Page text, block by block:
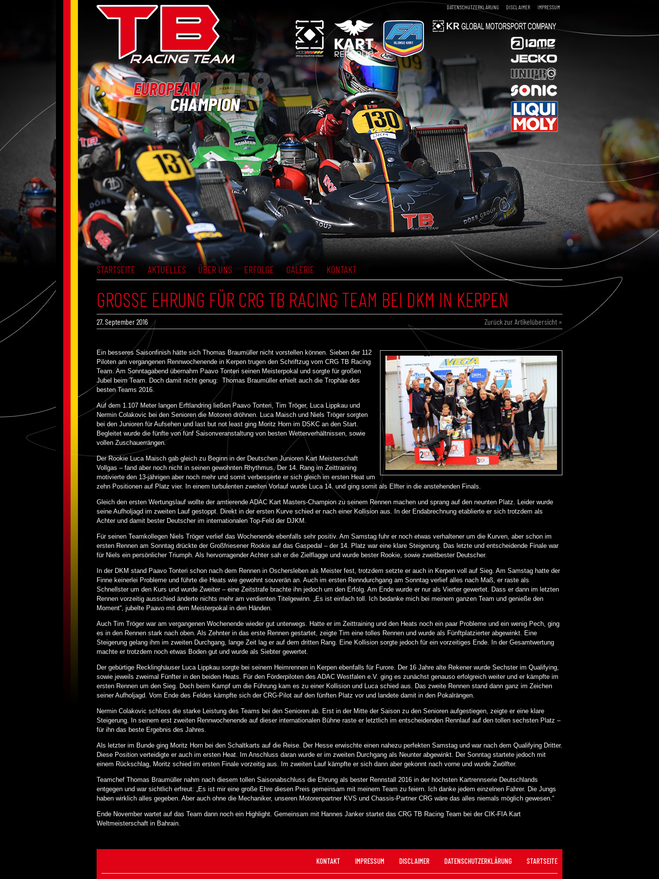
DATENSCHUTZERKLÄRUNG DISCLAIMER IMPRESSUM
STARTSEITE AKTUELLES ÜBER UNS ERFOLGE GALERIE KONTAKT
GROSSE EHRUNG FÜR CRG TB RACING TEAM BEI DKM IN KERPEN
27. September 2016 Zurück zur Artikelübersicht »
Ein besseres Saisonfinish hätte sich Thomas Braumüller nicht vorstellen können. Sieben der 112
Piloten am vergangenen Rennwochenende in Kerpen trugen den Schriftzug vom CRG TB Racing
Team. Am Sonntagabend übernahm Paavo Tonteri seinen Meisterpokal und sorgte für großen
Jubel beim Team. Doch damit nicht genug: Thomas Braumüller erhielt auch die Trophäe des
besten Teams 2016.
Auf dem 1.107 Meter langen Erftlandring ließen Paavo Tonteri, Tim Tröger, Luca Lippkau und
Nermin Colakovic bei den Senioren die Motoren dröhnen. Luca Maisch und Niels Tröger sorgten
bei den Junioren für Aufsehen und last but not least ging Moritz Horn im DSKC an den Start.
Begleitet wurde die fünfte von fünf Saisonveranstaltung von besten Wetterverhältnissen, sowie
vollen Zuschauerrängen.
Der Rookie Luca Maisch gab gleich zu Beginn in der Deutschen Junioren Kart Meisterschaft
Vollgas – fand aber noch nicht in seinen gewohnten Rhythmus. Der 14. Rang im Zeittraining
motivierte den 13-jährigen aber noch mehr und somit verbesserte er sich gleich im ersten Heat um
zehn Positionen auf Platz vier. In einem turbulenten zweiten Vorlauf wurde Luca 14. und ging somit als Elfter in die anstehenden Finals.
Gleich den ersten Wertungslauf wollte der amtierende ADAC Kart Masters-Champion zu seinem Rennen machen und sprang auf den neunten Platz. Leider wurde
seine Aufholjagd im zweiten Lauf gestoppt. Direkt in der ersten Kurve schied er nach einer Kollision aus. In der Endabrechnung etablierte er sich trotzdem als
Achter und damit bester Deutscher im internationalen Top-Feld der DJKM.
Für seinen Teamkollegen Niels Tröger verlief das Wochenende ebenfalls sehr positiv. Am Samstag fuhr er noch etwas verhaltener um die Kurven, aber schon im
ersten Rennen am Sonntag drückte der Großfriesener Rookie auf das Gaspedal – der 14. Platz war eine klare Steigerung. Das letzte und entscheidende Finale war
für Niels ein persönlicher Triumph. Als hervorragender Achter sah er die Zielflagge und wurde bester Rookie, sowie zweitbester Deutscher.
In der DKM stand Paavo Tonteri schon nach dem Rennen in Oschersleben als Meister fest, trotzdem setzte er auch in Kerpen voll auf Sieg. Am Samstag hatte der
Finne keinerlei Probleme und führte die Heats wie gewohnt souverän an. Auch im ersten Renndurchgang am Sonntag verlief alles nach Maß, er raste als
Schnellster um den Kurs und wurde Zweiter – eine Zeitstrafe brachte ihn jedoch um den Erfolg. Am Ende wurde er nur als Vierter gewertet. Dass er dann im letzten
Rennen vorzeitig ausschied änderte nichts mehr am verdienten Titelgewinn. „Es ist einfach toll. Ich bedanke mich bei meinem ganzen Team und genieße den
Moment“, jubelte Paavo mit dem Meisterpokal in den Händen.
Auch Tim Tröger war am vergangenen Wochenende wieder gut unterwegs. Hatte er im Zeittraining und den Heats noch ein paar Probleme und ein wenig Pech, ging
es in den Rennen stark nach oben. Als Zehnter in das erste Rennen gestartet, zeigte Tim eine tolles Rennen und wurde als Fünftplatzierter abgewinkt. Eine
Steigerung gelang ihm im zweiten Durchgang, lange Zeit lag er auf dem dritten Rang. Eine Kollision sorgte jedoch für ein vorzeitiges Ende. In der Gesamtwertung
machte er trotzdem noch etwas Boden gut und wurde als Siebter gewertet.
Der gebürtige Recklinghäuser Luca Lippkau sorgte bei seinem Heimrennen in Kerpen ebenfalls für Furore. Der 16 Jahre alte Rekener wurde Sechster im Qualifying,
sowie jeweils zweimal Fünfter in den beiden Heats. Für den Förderpiloten des ADAC Westfalen e.V. ging es zunächst genauso erfolgreich weiter und er kämpfte im
ersten Rennen um den Sieg. Doch beim Kampf um die Führung kam es zu einer Kollision und Luca schied aus. Das zweite Rennen stand dann ganz im Zeichen
seiner Aufholjagd. Vom Ende des Feldes kämpfte sich der CRG-Pilot auf den fünften Platz vor und landete damit in den Pokalrängen.
Nermin Colakovic schloss die starke Leistung des Teams bei den Senioren ab. Erst in der Mitte der Saison zu den Senioren aufgestiegen, zeigte er eine klare
Steigerung. In seinem erst zweiten Rennwochenende auf dieser internationalen Bühne raste er letztlich im entscheidenden Rennlauf auf den tollen sechsten Platz –
für ihn das beste Ergebnis des Jahres.
Als letzter im Bunde ging Moritz Horn bei den Schaltkarts auf die Reise. Der Hesse erwischte einen nahezu perfekten Samstag und war nach dem Qualifying Dritter.
Diese Position verteidigte er auch im ersten Heat. Im Anschluss daran wurde er im zweiten Durchgang als Neunter abgewinkt. Der Sonntag startete jedoch mit
einem Rückschlag, Moritz schied im ersten Finale vorzeitig aus. Im zweiten Lauf kämpfte er sich dann aber gekonnt nach vorne und wurde Zwölfter.
Teamchef Thomas Braumüller nahm nach diesem tollen Saisonabschluss die Ehrung als bester Rennstall 2016 in der höchsten Kartrennserie Deutschlands
entgegen und war sichtlich erfreut: „Es ist mir eine große Ehre diesen Preis gemeinsam mit meinem Team zu feiern. Ich danke jedem einzelnen Fahrer. Die Jungs
haben wirklich alles gegeben. Aber auch ohne die Mechaniker, unseren Motorenpartner KVS und Chassis-Partner CRG wäre das alles niemals möglich gewesen.“
Ende November wartet auf das Team dann noch ein Highlight. Gemeinsam mit Hannes Janker startet das CRG TB Racing Team bei der CIK-FIA Kart
Weltmeisterschaft in Bahrain.
STARTSEITE
DATENSCHUTZERKLÄRUNG
DISCLAIMER
IMPRESSUM
KONTAKT